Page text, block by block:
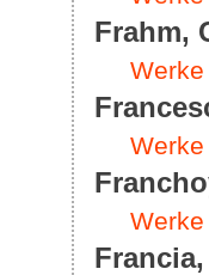
Frahm,